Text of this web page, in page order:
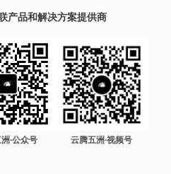
产品和解决方案提供商
·公众号 云腾五洲·视频号